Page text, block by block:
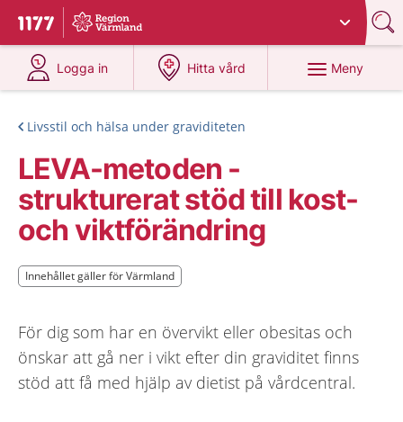
Till startsidan för 1177
Du har valt region
Logga in
på 1177.se
Hitta vård
på 1177.se
Meny
Livsstil och hälsa under graviditeten
LEVA-metoden -
strukturerat stöd till kost-
och viktförändring
Innehållet gäller för Värmland
Innehållet gäller för Värmland
För dig som har en övervikt eller obesitas och
önskar att gå ner i vikt efter din graviditet finns
stöd att få med hjälp av dietist på vårdcentral.